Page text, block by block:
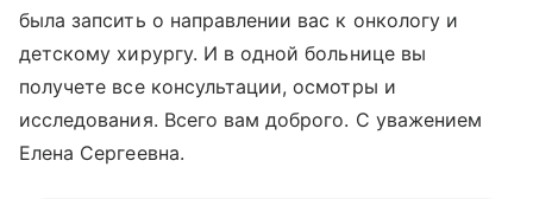
была запсить о направлении вас к онкологу и
детскому хирургу. И в одной больнице вы
получете все консультации, осмотры и
исследования. Всего вам доброго. С уважением
Елена Сергеевна.